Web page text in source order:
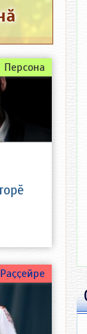
Персона
Раҫҫейре